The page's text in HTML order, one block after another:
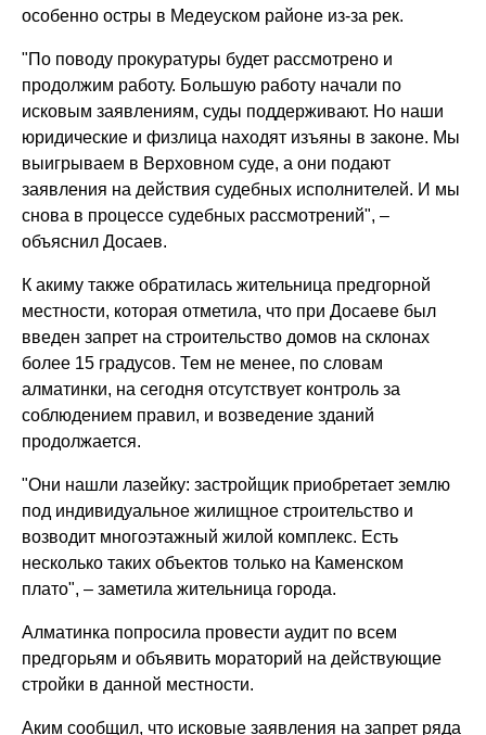
особенно остры в Медеуском районе из-за рек.
"По поводу прокуратуры будет рассмотрено и
продолжим работу. Большую работу начали по
исковым заявлениям, суды поддерживают. Но наши
юридические и физлица находят изъяны в законе. Мы
выигрываем в Верховном суде, а они подают
заявления на действия судебных исполнителей. И мы
снова в процессе судебных рассмотрений", –
объяснил Досаев.
К акиму также обратилась жительница предгорной
местности, которая отметила, что при Досаеве был
введен запрет на строительство домов на склонах
более 15 градусов. Тем не менее, по словам
алматинки, на сегодня отсутствует контроль за
соблюдением правил, и возведение зданий
продолжается.
"Они нашли лазейку: застройщик приобретает землю
под индивидуальное жилищное строительство и
возводит многоэтажный жилой комплекс. Есть
несколько таких объектов только на Каменском
плато", – заметила жительница города.
Алматинка попросила провести аудит по всем
предгорьям и объявить мораторий на действующие
стройки в данной местности.
Аким сообщил, что исковые заявления на запрет ряда